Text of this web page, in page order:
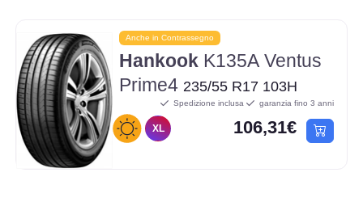
Anche in Contrassegno
Hankook K135A Ventus
Prime4 235/55 R17 103H
XL
Spedizione inclusa garanzia fino 3 anni
106,31€